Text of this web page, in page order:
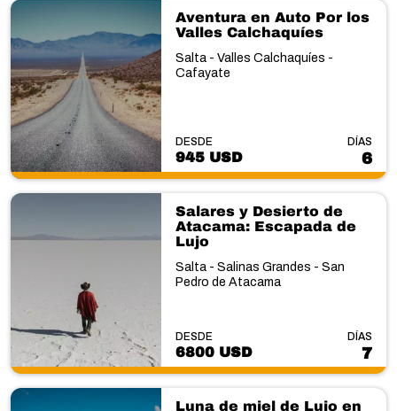
Aventura en Auto Por los
Valles Calchaquíes
Salta - Valles Calchaquíes -
Cafayate
DESDE
945 USD
DÍAS
6
Salares y Desierto de
Atacama: Escapada de
Lujo
Salta - Salinas Grandes - San
Pedro de Atacama
DESDE
6800 USD
DÍAS
7
Luna de miel de Lujo en